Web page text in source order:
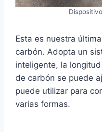
Esta es nuestra
carbón. Adopta un
inteligente, la
de carbón se puede
puede utilizar para
varias formas.